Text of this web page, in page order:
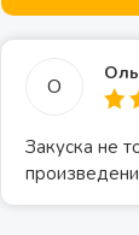
О
Закуска не